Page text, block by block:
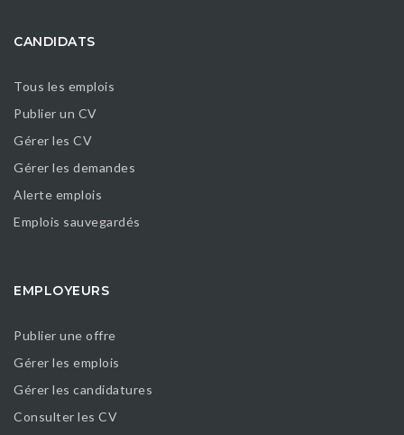
CANDIDATS
Tous les emplois
Publier un CV
Gérer les CV
Gérer les demandes
Alerte emplois
Emplois sauvegardés
EMPLOYEURS
Publier une offre
Gérer les emplois
Gérer les candidatures
Consulter les CV